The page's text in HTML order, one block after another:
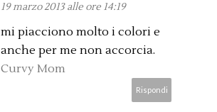
19 marzo 2013 alle ore 14:19
mi piacciono molto i colori e
anche per me non accorcia.
Curvy Mom
Rispondi